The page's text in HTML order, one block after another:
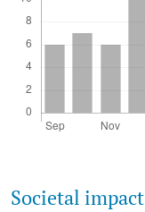
Societal impact